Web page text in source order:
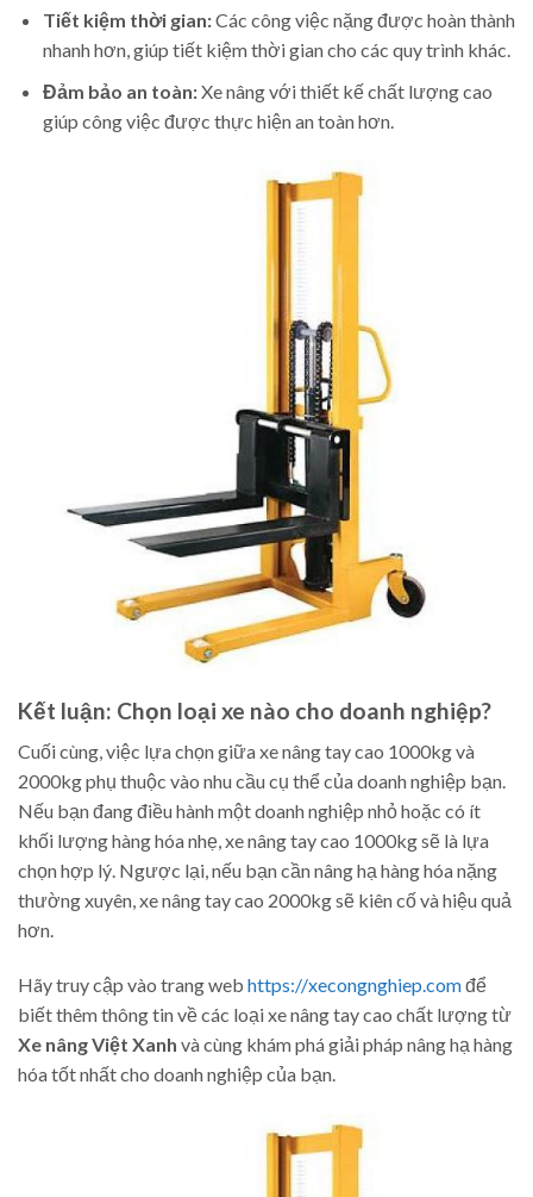
Tiết kiệm thời gian:Các công việc nặng được hoàn thành
nhanh hơn, giúp tiết kiệm thời gian cho các quy trình khác.
Đảm bảo an toàn:Xe nâng với thiết kế chất lượng cao
giúp công việc được thực hiện an toàn hơn.
Kết luận: Chọn loại xe nào cho doanh nghiệp?
Cuối cùng, việc lựa chọn giữa xe nâng tay cao 1000kg và
2000kg phụ thuộc vào nhu cầu cụ thể của doanh nghiệp bạn.
Nếu bạn đang điều hành một doanh nghiệp nhỏ hoặc có ít
khối lượng hàng hóa nhẹ, xe nâng tay cao 1000kg sẽ là lựa
chọn hợp lý. Ngược lại, nếu bạn cần nâng hạ hàng hóa nặng
thường xuyên, xe nâng tay cao 2000kg sẽ kiên cố và hiệu quả
hơn.
Hãy truy cập vào trang web https://xecongnghiep.comđể
biết thêm thông tin về các loại xe nâng tay cao chất lượng từ
Xe nâng Việt Xanh và cùng khám phá giải pháp nâng hạ hàng
hóa tốt nhất cho doanh nghiệp của bạn.